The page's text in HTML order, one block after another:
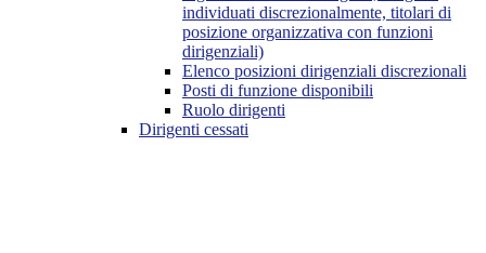
individuati discrezionalmente, titolari di
posizione organizzativa con funzioni
dirigenziali)
Elenco posizioni dirigenziali discrezionali
Posti di funzione disponibili
Ruolo dirigenti
Dirigenti cessati